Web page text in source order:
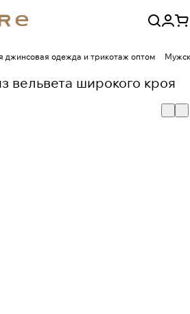
джинсовая одежда и трикотаж оптом
вельвета широкого кроя